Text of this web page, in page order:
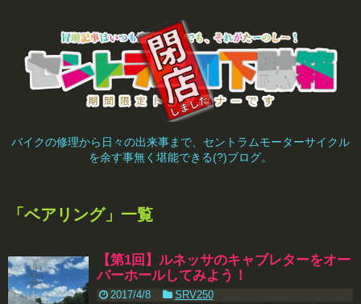
バイクの修理から日々の出来事まで、セントラムモーターサイクル
を余す事無く堪能できる(?)ブログ。
「 ベアリング」 一覧
【第1回】ルネッサのキャブレターをオー
バーホールしてみよう！
2017/4/8
SRV250